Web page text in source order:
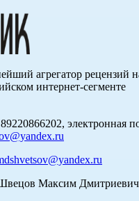
агрегатор рецензий
интернет-сегменте
электронная
Максим Дмитриевич